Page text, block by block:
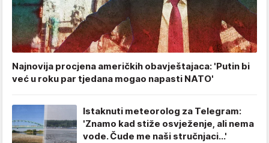
Najnovija procjena američkih obavještajaca: 'Putin bi
već u roku par tjedana mogao napasti NATO'
Istaknuti meteorolog za Telegram:
'Znamo kad stiže osvježenje, ali nema
vode. Čude me naši stručnjaci...'